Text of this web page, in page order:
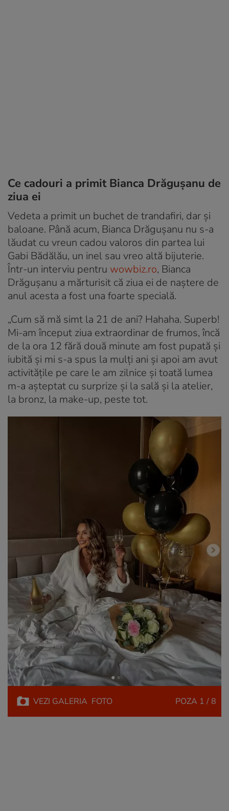
Ce cadouri a primit Bianca Drăgușanu de
ziua ei
Vedeta a primit un buchet de trandafiri, dar și
baloane. Până acum, Bianca Drăgușanu nu s-a
lăudat cu vreun cadou valoros din partea lui
Gabi Bădălău, un inel sau vreo altă bijuterie.
Într-un interviu pentru wowbiz.ro, Bianca
Drăgușanu a mărturisit că ziua ei de naștere de
anul acesta a fost una foarte specială.
„Cum să mă simt la 21 de ani? Hahaha. Superb!
Mi-am început ziua extraordinar de frumos, încă
de la ora 12 fără două minute am fost pupată și
iubită și mi s-a spus la mulți ani și apoi am avut
activitățile pe care le am zilnice și toată lumea
m-a așteptat cu surprize și la sală și la atelier,
la bronz, la make-up, peste tot.
VEZI GALERIA FOTO POZA 1 / 8